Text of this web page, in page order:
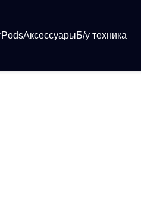
АксессуарыБ/у техника